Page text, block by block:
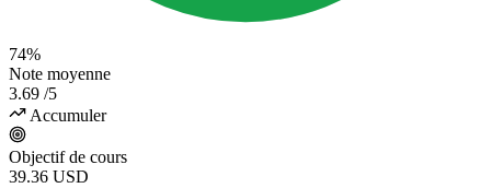
74%
Note moyenne
3.69 /5
Accumuler
Objectif de cours
39.36 USD